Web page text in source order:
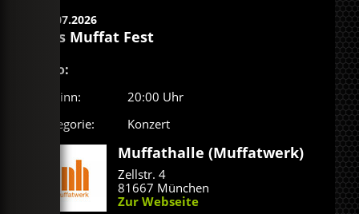
24.07.2026
Das Muffat Fest
Info:
Beginn:
20:00 Uhr
Kategorie:
Konzert
Muffathalle (Muffatwerk)
Zellstr. 4
81667 München
Zur Webseite